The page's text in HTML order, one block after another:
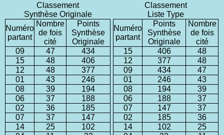
Classement
Synthèse Originale
Numéro
partant
Nombre
de fois
cité
Points
Synthèse
Originale
09
47
434
15
48
406
12
48
377
01
43
246
08
39
194
06
37
188
02
36
185
07
37
147
14
25
102
Classement
Liste Type
Numéro
partant
Points
Synthèse
Originale
Nombre
de fois
cité
15
406
48
12
377
48
09
434
47
01
246
43
08
194
39
06
188
37
07
147
37
02
185
36
14
102
25